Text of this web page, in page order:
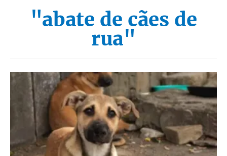
"abate de cães de
rua"